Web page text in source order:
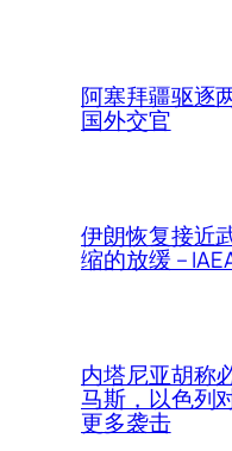
阿塞拜疆驱逐
国外交官
伊朗恢复接近
缩的放缓 –
内塔尼亚胡称
马斯，以色列
更多袭击